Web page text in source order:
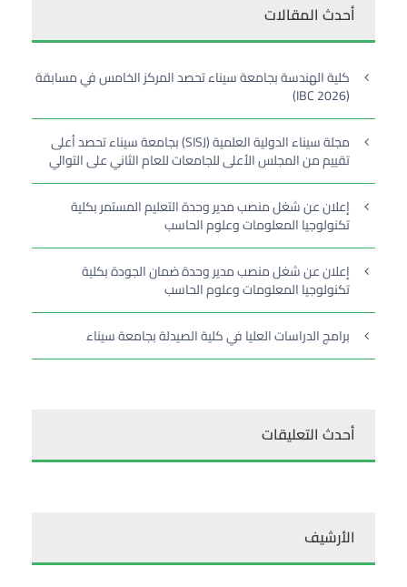
أحدث المقالات
كلية الهندسة بجامعة سيناء تحصد المركز الخامس في مسابقة
(IBC 2026)
مجلة سيناء الدولية العلمية (SISJ) بجامعة سيناء تحصد أعلى
تقييم من المجلس الأعلى للجامعات للعام الثاني على التوالي
إعلان عن شغل منصب مدير وحدة التعليم المستمر بكلية
تكنولوجيا المعلومات وعلوم الحاسب
إعلان عن شغل منصب مدير وحدة ضمان الجودة بكلية
تكنولوجيا المعلومات وعلوم الحاسب
برامج الدراسات العليا في كلية الصيدلة بجامعة سيناء
أحدث التعليقات
الأرشيف